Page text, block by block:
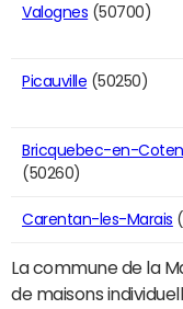
Valognes (50700)
Picauville (50250)
Bricquebec-en-
(50260)
Carentan-les-Marais
La commune de la
de maisons